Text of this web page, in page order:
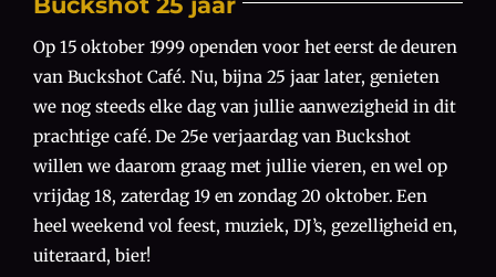
Op 15 oktober 1999 openden voor het eerst de deuren
van Buckshot Café. Nu, bijna 25 jaar later, genieten
we nog steeds elke dag van jullie aanwezigheid in dit
prachtige café. De 25e verjaardag van Buckshot
willen we daarom graag met jullie vieren, en wel op
vrijdag 18, zaterdag 19 en zondag 20 oktober. Een
heel weekend vol feest, muziek, DJ’s, gezelligheid en,
uiteraard, bier!